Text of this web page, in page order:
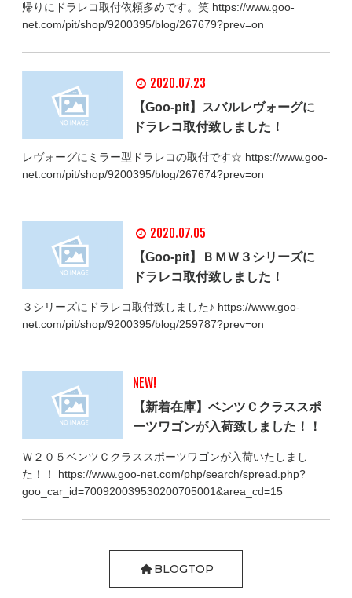
帰りにドラレコ取付依頼多めです。笑 https://www.goo-
net.com/pit/shop/9200395/blog/267679?prev=on
2020.07.23
【Goo-pit】スバルレヴォーグに
ドラレコ取付致しました！
レヴォーグにミラー型ドラレコの取付です☆ https://www.goo-
net.com/pit/shop/9200395/blog/267674?prev=on
2020.07.05
【Goo-pit】ＢＭＷ３シリーズに
ドラレコ取付致しました！
３シリーズにドラレコ取付致しました♪ https://www.goo-
net.com/pit/shop/9200395/blog/259787?prev=on
NEW!
【新着在庫】ベンツＣクラススポ
ーツワゴンが入荷致しました！！
Ｗ２０５ベンツＣクラススポーツワゴンが入荷いたしまし
た！！ https://www.goo-net.com/php/search/spread.php?
goo_car_id=700920039530200705001&area_cd=15
BLOGTOP